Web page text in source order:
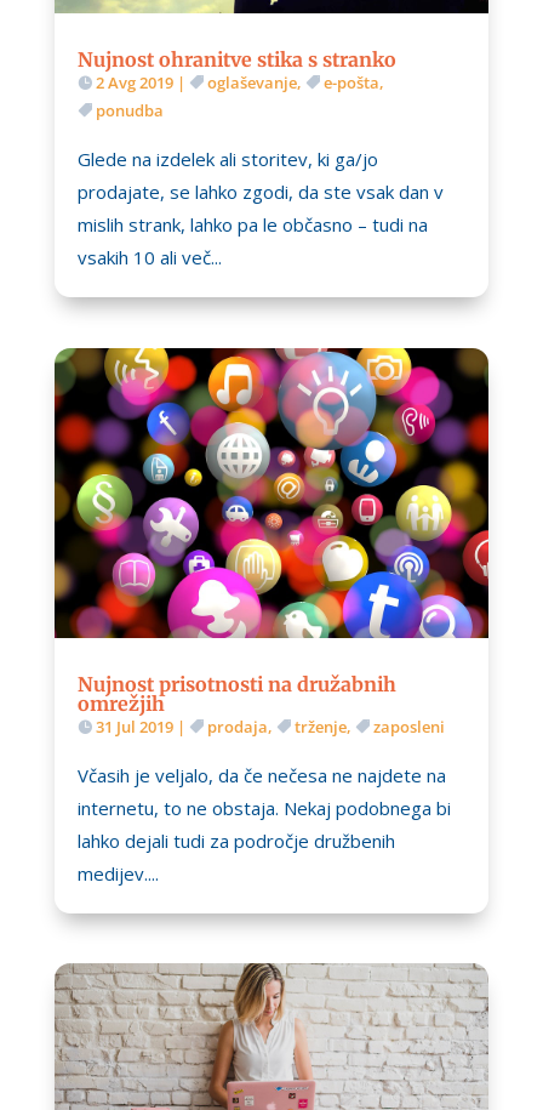
Nujnost ohranitve stika s stranko
2 Avg 2019| oglaševanje, e-pošta,
ponudba
Glede na izdelek ali storitev, ki ga/jo
prodajate, se lahko zgodi, da ste vsak dan v
mislih strank, lahko pa le občasno – tudi na
vsakih 10 ali več...
Nujnost prisotnosti na družabnih
omrežjih
31 Jul 2019| prodaja, trženje, zaposleni
Včasih je veljalo, da če nečesa ne najdete na
internetu, to ne obstaja. Nekaj podobnega bi
lahko dejali tudi za področje družbenih
medijev....